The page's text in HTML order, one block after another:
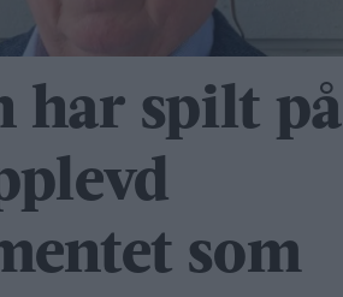
har spilt på
som